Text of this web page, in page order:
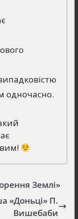
одночасно.
Землі»
«Доньці» П.
Вишебаби